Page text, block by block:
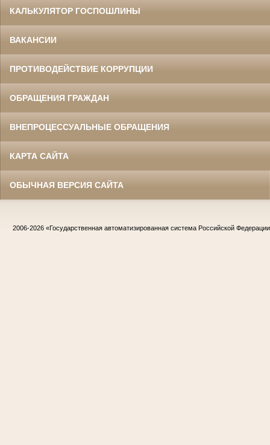
КАЛЬКУЛЯТОР ГОСПОШЛИНЫ
ВАКАНСИИ
ПРОТИВОДЕЙСТВИЕ КОРРУПЦИИ
ОБРАЩЕНИЯ ГРАЖДАН
ВНЕПРОЦЕССУАЛЬНЫЕ ОБРАЩЕНИЯ
КАРТА САЙТА
ОБЫЧНАЯ ВЕРСИЯ САЙТА
2006-2026 «Государственная автоматизированная система Российской